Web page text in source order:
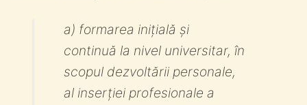
a) formarea inițială și
continuă la nivel universitar, în
scopul dezvoltării personale,
al inserției profesionale a